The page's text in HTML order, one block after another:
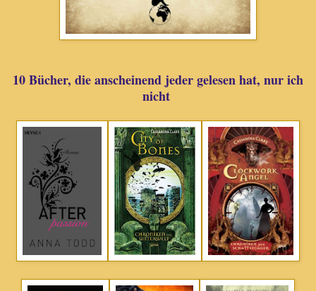
10 Bücher, die anscheinend jeder gelesen hat, nur ich
nicht